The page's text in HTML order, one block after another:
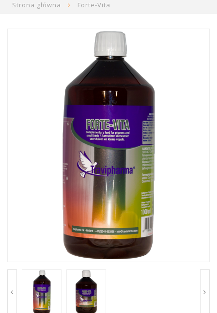
Strona główna Forte-Vita